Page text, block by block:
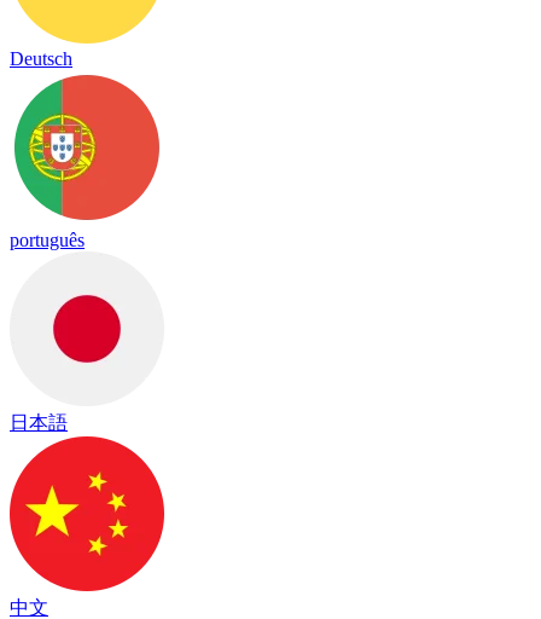
Deutsch
português
日本語
中文